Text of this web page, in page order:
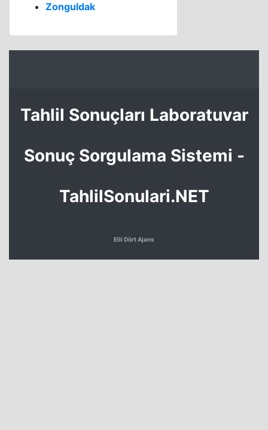
Zonguldak
Tahlil Sonuçları Laboratuvar
Sonuç Sorgulama Sistemi -
TahlilSonulari.NET
Elli Dört Ajans